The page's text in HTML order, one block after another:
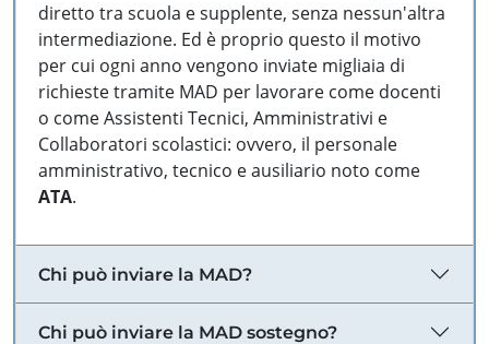
diretto tra scuola e supplente, senza nessun'altra
intermediazione. Ed è proprio questo il motivo
per cui ogni anno vengono inviate migliaia di
richieste tramite MAD per lavorare come docenti
o come Assistenti Tecnici, Amministrativi e
Collaboratori scolastici: ovvero, il personale
amministrativo, tecnico e ausiliario noto come
ATA.
Chi può inviare la MAD?
Chi può inviare la MAD sostegno?